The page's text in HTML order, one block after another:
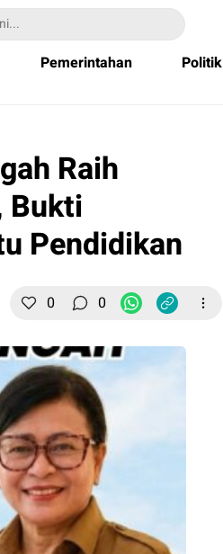
Pemerintahan Politik
Raih
Bukti
Pendidikan
0 0